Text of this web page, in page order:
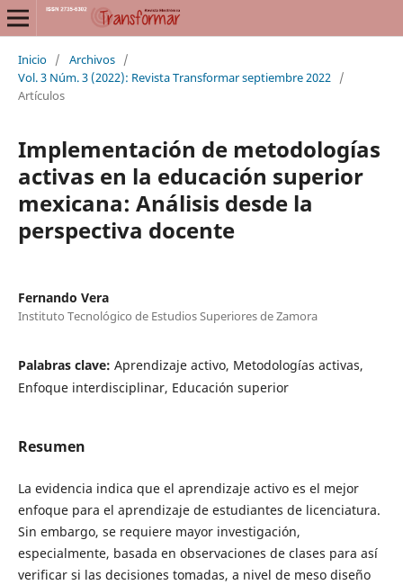
Inicio / Archivos /
Vol. 3 Núm. 3 (2022): Revista Transformar septiembre 2022 /
Artículos
Implementación de metodologías
activas en la educación superior
mexicana: Análisis desde la
perspectiva docente
Fernando Vera
Instituto Tecnológico de Estudios Superiores de Zamora
Palabras clave: Aprendizaje activo, Metodologías activas,
Enfoque interdisciplinar, Educación superior
Resumen
La evidencia indica que el aprendizaje activo es el mejor
enfoque para el aprendizaje de estudiantes de licenciatura.
Sin embargo, se requiere mayor investigación,
especialmente, basada en observaciones de clases para así
verificar si las decisiones tomadas, a nivel de meso diseño